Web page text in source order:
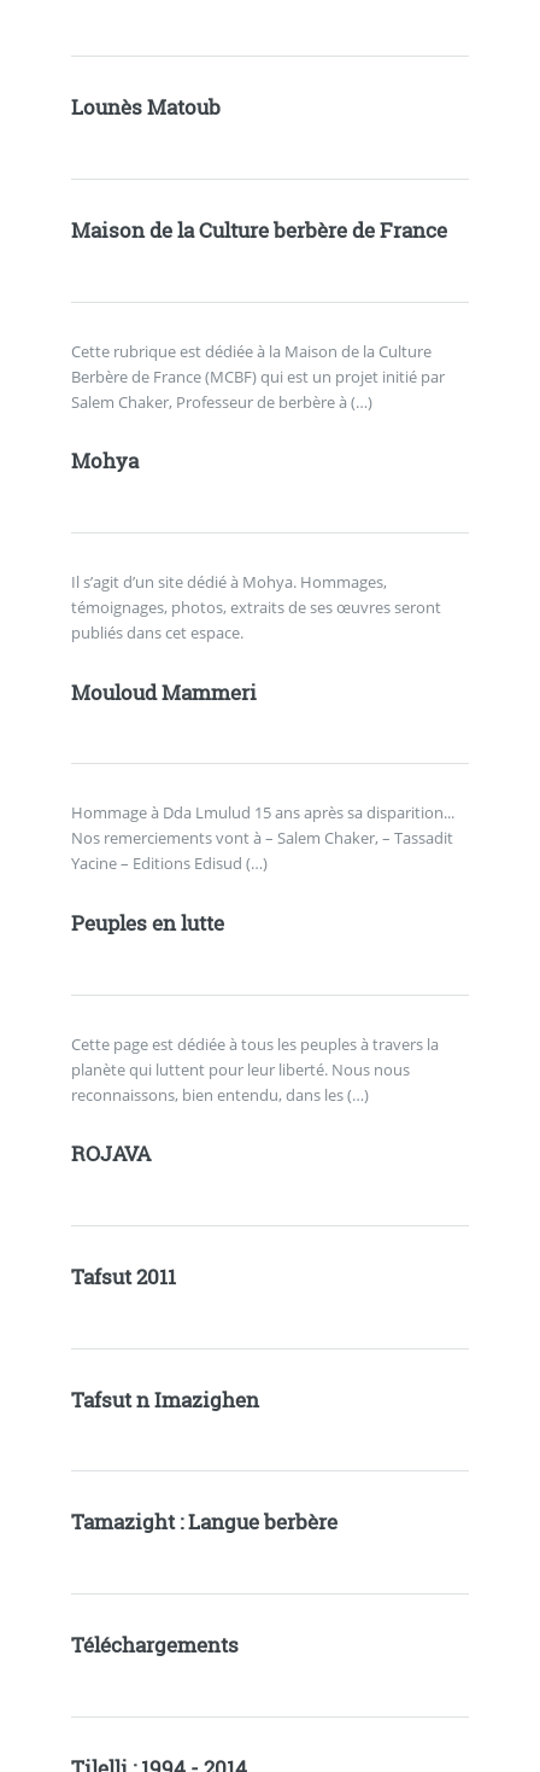
Lounès Matoub
Maison de la Culture berbère de France
Cette rubrique est dédiée à la Maison de la Culture
Berbère de France (MCBF) qui est un projet initié par
Salem Chaker, Professeur de berbère à (…)
Mohya
Il s’agit d’un site dédié à Mohya. Hommages,
témoignages, photos, extraits de ses œuvres seront
publiés dans cet espace.
Mouloud Mammeri
Hommage à Dda Lmulud 15 ans après sa disparition...
Nos remerciements vont à – Salem Chaker, – Tassadit
Yacine – Editions Edisud (…)
Peuples en lutte
Cette page est dédiée à tous les peuples à travers la
planète qui luttent pour leur liberté. Nous nous
reconnaissons, bien entendu, dans les (…)
ROJAVA
Tafsut 2011
Tafsut n Imazighen
Tamazight : Langue berbère
Téléchargements